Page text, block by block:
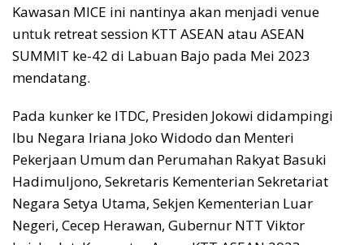
Kawasan MICE ini nantinya akan menjadi venue
untuk retreat session KTT ASEAN atau ASEAN
SUMMIT ke-42 di Labuan Bajo pada Mei 2023
mendatang.
Pada kunker ke ITDC, Presiden Jokowi didampingi
Ibu Negara Iriana Joko Widodo dan Menteri
Pekerjaan Umum dan Perumahan Rakyat Basuki
Hadimuljono, Sekretaris Kementerian Sekretariat
Negara Setya Utama, Sekjen Kementerian Luar
Negeri, Cecep Herawan, Gubernur NTT Viktor